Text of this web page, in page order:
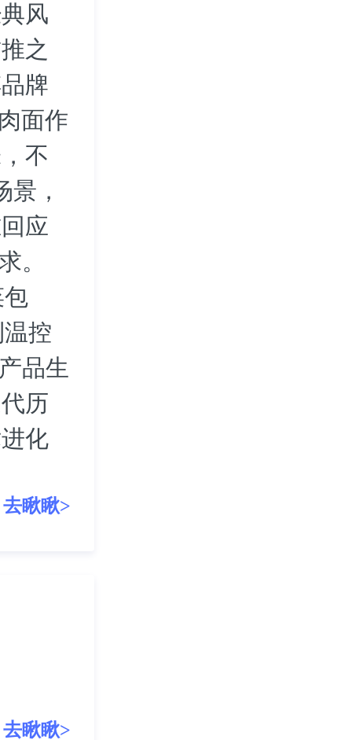
风
之
牌
面作
不
，
应
。
控
品生
历
化
去瞅瞅>
去瞅瞅>